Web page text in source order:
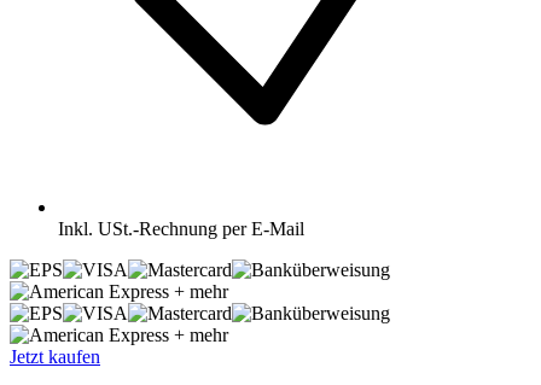
Inkl. USt.-Rechnung per E-Mail
+ mehr
+ mehr
Jetzt kaufen